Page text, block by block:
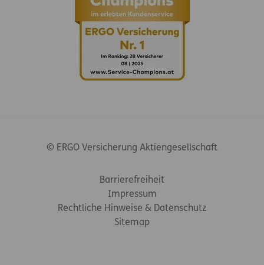
© ERGO Versicherung Aktiengesellschaft
Barrierefreiheit
Impressum
Rechtliche Hinweise & Datenschutz
Sitemap